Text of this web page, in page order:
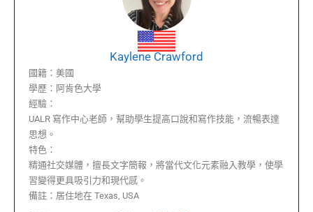
Kaylene Crawford
國籍： 美國
學歷： 阿肯色大學
經驗：
UALR 寫作中心老師，幫助學生提高口說和寫作技能，流暢表達
思想。
特色：
精通社交媒體，擅長文字簡報，將當代文化元素融入教學，使學
習變得更具吸引力和現代感。
備註： 居住地在 Texas, USA